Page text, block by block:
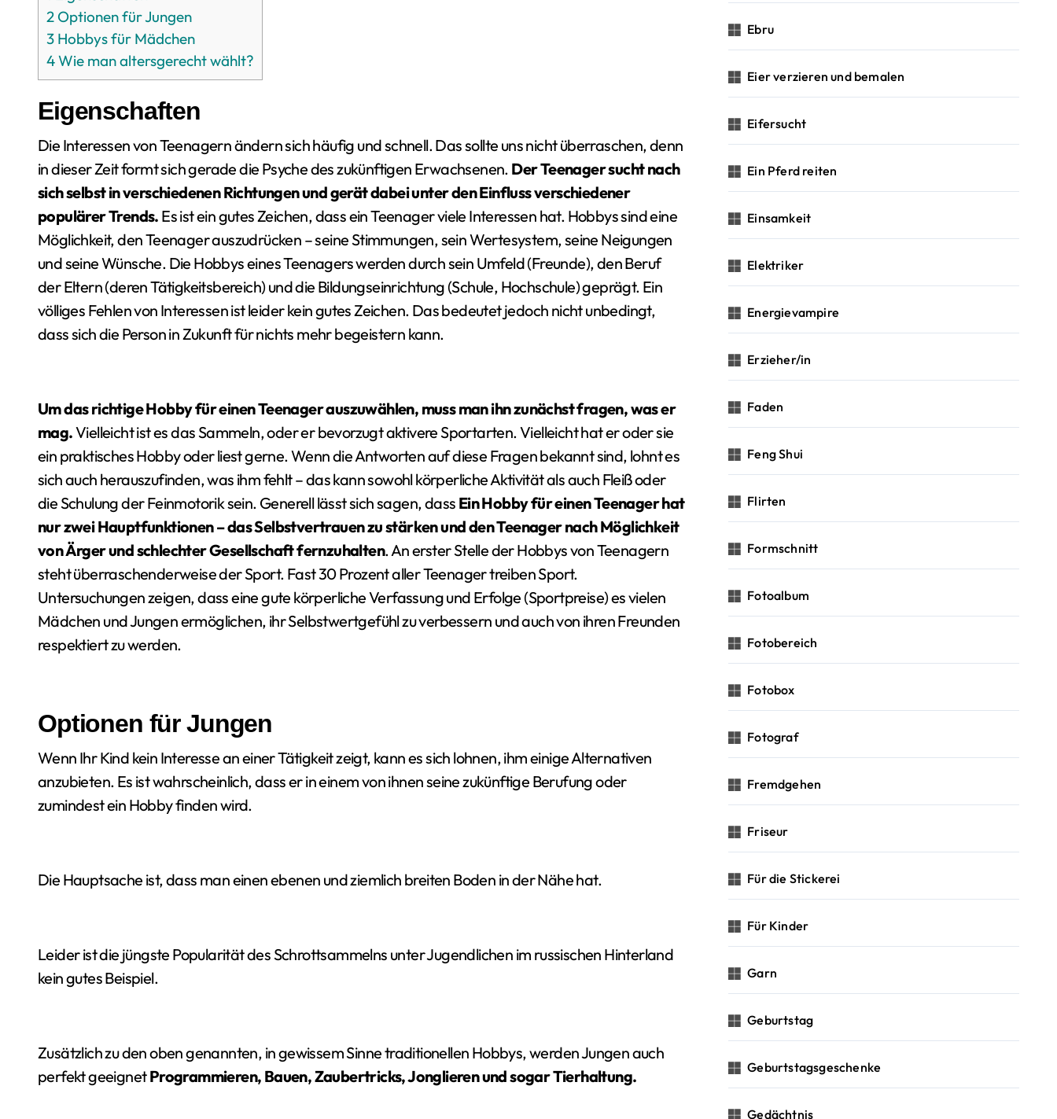
2 Optionen für Jungen
3 Hobbys für Mädchen
4Wie man altersgerecht wählt?
Eigenschaften
Die Interessen von Teenagern ändern sich häufig und schnell. Das sollte uns nicht überraschen, denn
in dieser Zeit formt sich gerade die Psyche des zukünftigen Erwachsenen. Der Teenager sucht nach
sich selbst in verschiedenen Richtungen und gerät dabei unter den Einfluss verschiedener
populärer Trends. Es ist ein gutes Zeichen, dass ein Teenager viele Interessen hat. Hobbys sind eine
Möglichkeit, den Teenager auszudrücken – seine Stimmungen, sein Wertesystem, seine Neigungen
und seine Wünsche. Die Hobbys eines Teenagers werden durch sein Umfeld (Freunde), den Beruf
der Eltern (deren Tätigkeitsbereich) und die Bildungseinrichtung (Schule, Hochschule) geprägt. Ein
völliges Fehlen von Interessen ist leider kein gutes Zeichen. Das bedeutet jedoch nicht unbedingt,
dass sich die Person in Zukunft für nichts mehr begeistern kann.
Um das richtige Hobby für einen Teenager auszuwählen, muss man ihn zunächst fragen, was er
mag.Vielleicht ist es das Sammeln, oder er bevorzugt aktivere Sportarten. Vielleicht hat er oder sie
ein praktisches Hobby oder liest gerne. Wenn die Antworten auf diese Fragen bekannt sind, lohnt es
sich auch herauszufinden, was ihm fehlt – das kann sowohl körperliche Aktivität als auch Fleiß oder
die Schulung der Feinmotorik sein. Generell lässt sich sagen, dass Ein Hobby für einen Teenager hat
nur zwei Hauptfunktionen – das Selbstvertrauen zu stärken und den Teenager nach Möglichkeit
von Ärger und schlechter Gesellschaft fernzuhalten. An erster Stelle der Hobbys von Teenagern
steht überraschenderweise der Sport. Fast 30 Prozent aller Teenager treiben Sport.
Untersuchungen zeigen, dass eine gute körperliche Verfassung und Erfolge (Sportpreise) es vielen
Mädchen und Jungen ermöglichen, ihr Selbstwertgefühl zu verbessern und auch von ihren Freunden
respektiert zu werden.
Optionen für Jungen
Wenn Ihr Kind kein Interesse an einer Tätigkeit zeigt, kann es sich lohnen, ihm einige Alternativen
anzubieten. Es ist wahrscheinlich, dass er in einem von ihnen seine zukünftige Berufung oder
zumindest ein Hobby finden wird.
Die Hauptsache ist, dass man einen ebenen und ziemlich breiten Boden in der Nähe hat.
Leider ist die jüngste Popularität des Schrottsammelns unter Jugendlichen im russischen Hinterland
kein gutes Beispiel.
Zusätzlich zu den oben genannten, in gewissem Sinne traditionellen Hobbys, werden Jungen auch
perfekt geeignetProgrammieren, Bauen, Zaubertricks, Jonglieren und sogar Tierhaltung.
Ebru
Eier verzieren und bemalen
Eifersucht
Ein Pferd reiten
Einsamkeit
Elektriker
Energievampire
Erzieher/in
Faden
Feng Shui
Flirten
Formschnitt
Fotoalbum
Fotobereich
Fotobox
Fotograf
Fremdgehen
Friseur
Für die Stickerei
Für Kinder
Garn
Geburtstag
Geburtstagsgeschenke
Gedächtnis